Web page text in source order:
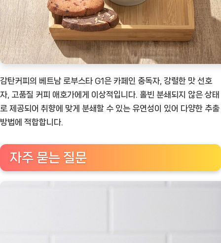
감탄커피의 베트남 로부스타 G1은 카페인 중독자, 강렬한 맛 선호
자, 고품질 커피 애호가에게 이상적입니다. 홀빈 분쇄되지 않은 상태
로 제공되어 취향에 맞게 분쇄할 수 있는 유연성이 있어 다양한 추출
방법에 적합합니다.
자주 묻는 질문